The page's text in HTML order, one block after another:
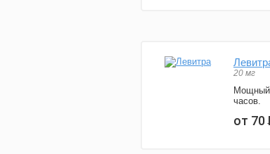
20 мг
Мощный
часов.
от 70